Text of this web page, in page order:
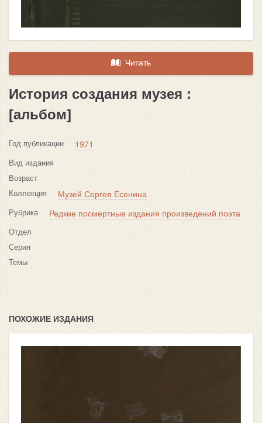
Читать
История создания музея :
[альбом]
Год публикации 1971
Вид издания
Возраст
Коллекция
Музей Сергея Есенина
Рубрика Редкие посмертные издания произведений поэта
Отдел
Серия
Темы
ПОХОЖИЕ ИЗДАНИЯ